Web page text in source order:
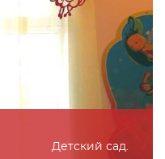
Детский сад.